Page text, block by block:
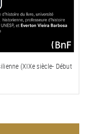
(XIXe siècle- Début